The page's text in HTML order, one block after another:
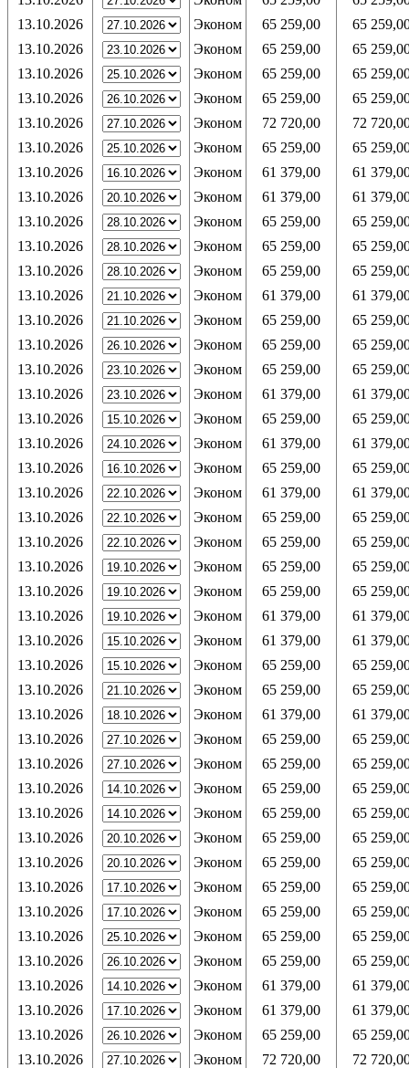
13.10.2026
Эконом 65 259,00
65
13.10.2026
Эконом 65 259,00
65
13.10.2026
Эконом 65 259,00
65
13.10.2026
Эконом 65 259,00
65
13.10.2026
Эконом 72 720,00
72
13.10.2026
Эконом 65 259,00
65
13.10.2026
Эконом 61 379,00
61
13.10.2026
Эконом 61 379,00
61
13.10.2026
Эконом 65 259,00
65
13.10.2026
Эконом 65 259,00
65
13.10.2026
Эконом 65 259,00
65
13.10.2026
Эконом 61 379,00
61
13.10.2026
Эконом 65 259,00
65
13.10.2026
Эконом 65 259,00
65
13.10.2026
Эконом 65 259,00
65
13.10.2026
Эконом 61 379,00
61
13.10.2026
Эконом 65 259,00
65
13.10.2026
Эконом 61 379,00
61
13.10.2026
Эконом 65 259,00
65
13.10.2026
Эконом 61 379,00
61
13.10.2026
Эконом 65 259,00
65
13.10.2026
Эконом 65 259,00
65
13.10.2026
Эконом 65 259,00
65
13.10.2026
Эконом 65 259,00
65
13.10.2026
Эконом 61 379,00
61
13.10.2026
Эконом 61 379,00
61
13.10.2026
Эконом 65 259,00
65
13.10.2026
Эконом 65 259,00
65
13.10.2026
Эконом 61 379,00
61
13.10.2026
Эконом 65 259,00
65
13.10.2026
Эконом 65 259,00
65
13.10.2026
Эконом 65 259,00
65
13.10.2026
Эконом 65 259,00
65
13.10.2026
Эконом 65 259,00
65
13.10.2026
Эконом 65 259,00
65
13.10.2026
Эконом 65 259,00
65
13.10.2026
Эконом 65 259,00
65
13.10.2026
Эконом 65 259,00
65
13.10.2026
Эконом 65 259,00
65
13.10.2026
Эконом 61 379,00
61
13.10.2026
Эконом 61 379,00
61
13.10.2026
Эконом 65 259,00
65
13.10.2026
Эконом 72 720,00
72